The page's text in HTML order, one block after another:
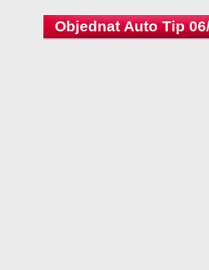
Objednat Auto Tip